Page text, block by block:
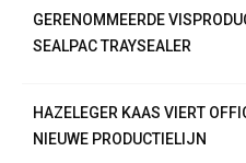
GERENOMMEERDE
SEALPAC TRAYSEALER
HAZELEGER KAAS VIERT
NIEUWE PRODUCTIELIJN